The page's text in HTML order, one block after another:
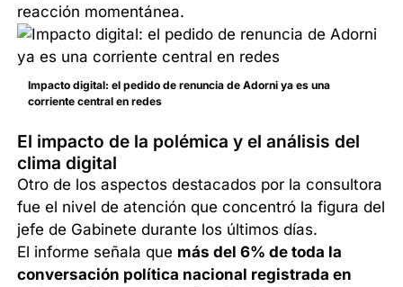
reacción momentánea.
Impacto digital: el pedido de renuncia de Adorni ya es una
corriente central en redes
El impacto de la polémica y el análisis del
clima digital
Otro de los aspectos destacados por la consultora
fue el nivel de atención que concentró la figura del
jefe de Gabinete durante los últimos días.
El informe señala que más del 6% de toda la
conversación política nacional registrada en